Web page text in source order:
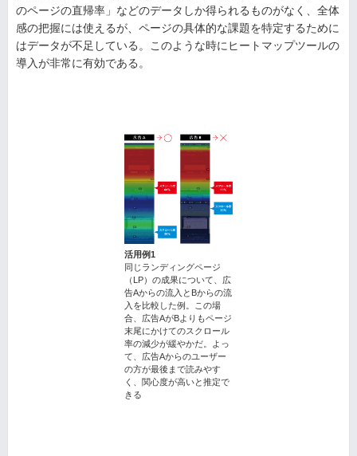
のページの直帰率」などのデータしか得られるものがなく、全体
感の把握には使えるが、ページの具体的な課題を特定するために
はデータが不足している。このような時にヒートマップツールの
導入が非常に有効である。
活用例1
同じランディングページ
（LP）の成果について、広
告Aからの流入とBからの流
入を比較した例。この場
合、広告AがBよりもページ
末尾にかけてのスクロール
率の減少が緩やかだ。よっ
て、広告Aからのユーザー
の方が最後まで読みやす
く、関心度が高いと推定で
きる